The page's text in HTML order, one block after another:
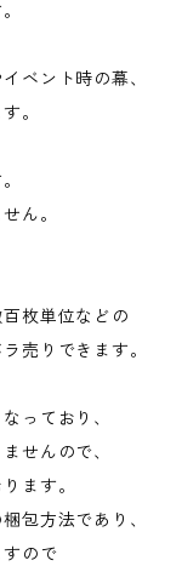
ベント時の幕、
。
ん。
枚単位などの
売りできます。
っており、
せんので、
ます。
包方法であり、
ので